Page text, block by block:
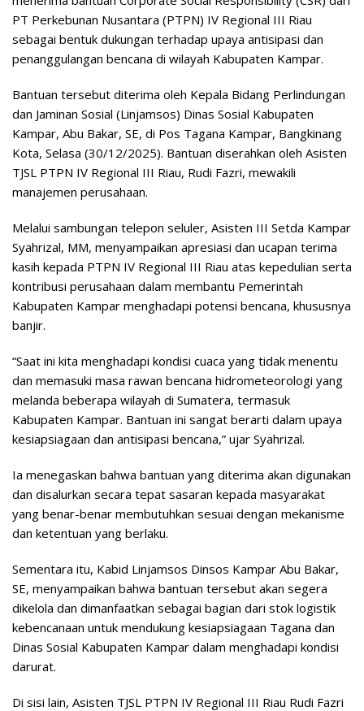
PT Perkebunan Nusantara (PTPN) IV Regional III Riau
sebagai bentuk dukungan terhadap upaya antisipasi dan
penanggulangan bencana di wilayah Kabupaten Kampar.
Bantuan tersebut diterima oleh Kepala Bidang Perlindungan
dan Jaminan Sosial (Linjamsos) Dinas Sosial Kabupaten
Kampar, Abu Bakar, SE, di Pos Tagana Kampar, Bangkinang
Kota, Selasa (30/12/2025). Bantuan diserahkan oleh Asisten
TJSL PTPN IV Regional III Riau, Rudi Fazri, mewakili
manajemen perusahaan.
Melalui sambungan telepon seluler, Asisten III Setda Kampar
Syahrizal, MM, menyampaikan apresiasi dan ucapan terima
kasih kepada PTPN IV Regional III Riau atas kepedulian serta
kontribusi perusahaan dalam membantu Pemerintah
Kabupaten Kampar menghadapi potensi bencana, khususnya
banjir.
“Saat ini kita menghadapi kondisi cuaca yang tidak menentu
dan memasuki masa rawan bencana hidrometeorologi yang
melanda beberapa wilayah di Sumatera, termasuk
Kabupaten Kampar. Bantuan ini sangat berarti dalam upaya
kesiapsiagaan dan antisipasi bencana,” ujar Syahrizal.
Ia menegaskan bahwa bantuan yang diterima akan digunakan
dan disalurkan secara tepat sasaran kepada masyarakat
yang benar-benar membutuhkan sesuai dengan mekanisme
dan ketentuan yang berlaku.
Sementara itu, Kabid Linjamsos Dinsos Kampar Abu Bakar,
SE, menyampaikan bahwa bantuan tersebut akan segera
dikelola dan dimanfaatkan sebagai bagian dari stok logistik
kebencanaan untuk mendukung kesiapsiagaan Tagana dan
Dinas Sosial Kabupaten Kampar dalam menghadapi kondisi
darurat.
Di sisi lain, Asisten TJSL PTPN IV Regional III Riau Rudi Fazri